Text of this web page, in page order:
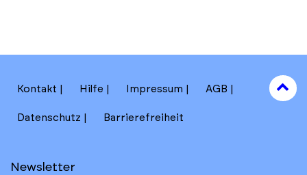
Kontakt Hilfe Impressum AGB
Datenschutz Barrierefreiheit
Newsletter
to
top